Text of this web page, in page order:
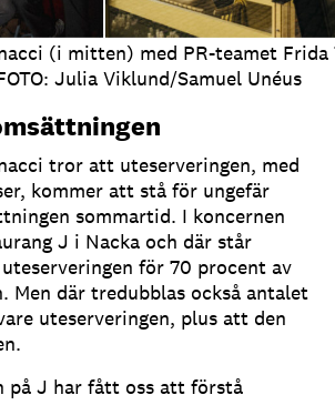
(i mitten) med PR-teamet Frida
Julia Viklund/Samuel Unéus
tror att uteserveringen, med
kommer att stå för ungefär
sommartid. I koncernen
J i Nacka och där står
för 70 procent av
. Men där tredubblas också antalet
uteserveringen, plus att den
.
på J har fått oss att förstå